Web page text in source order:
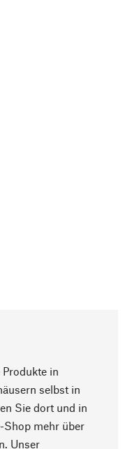
in
selbst in
Sie dort und in
Shop mehr über
Unser